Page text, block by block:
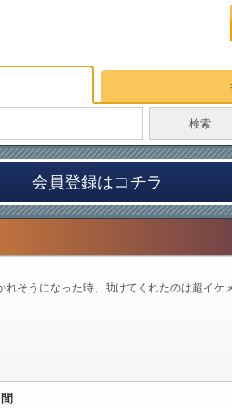
会員登録はコチラ
れそうになった時、助けてくれたのは超イケ